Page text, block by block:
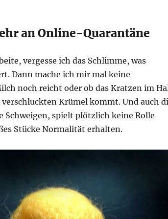
an Online-Quarantäne
vergesse ich das Schlimme, was
Dann mache ich mir mal keine
noch reicht oder ob das Kratzen im
Krümel kommt. Und auch
Schweigen, spielt plötzlich keine Rolle
Stücke Normalität erhalten.